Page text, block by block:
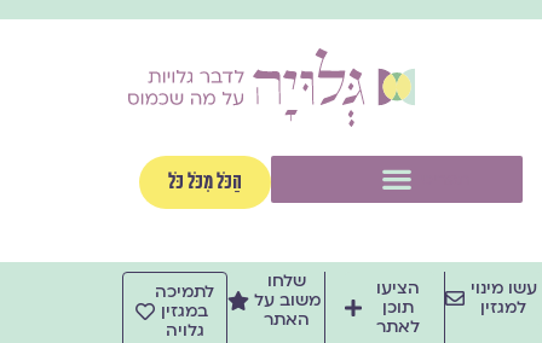
לתוכן
הַכֹּל מִכֹּל כֹּל
עשו מינוי
למגזין
הציעו
תוכן
לאתר
שלחו
משוב על
האתר
לתמיכה
במגזין
גלויה